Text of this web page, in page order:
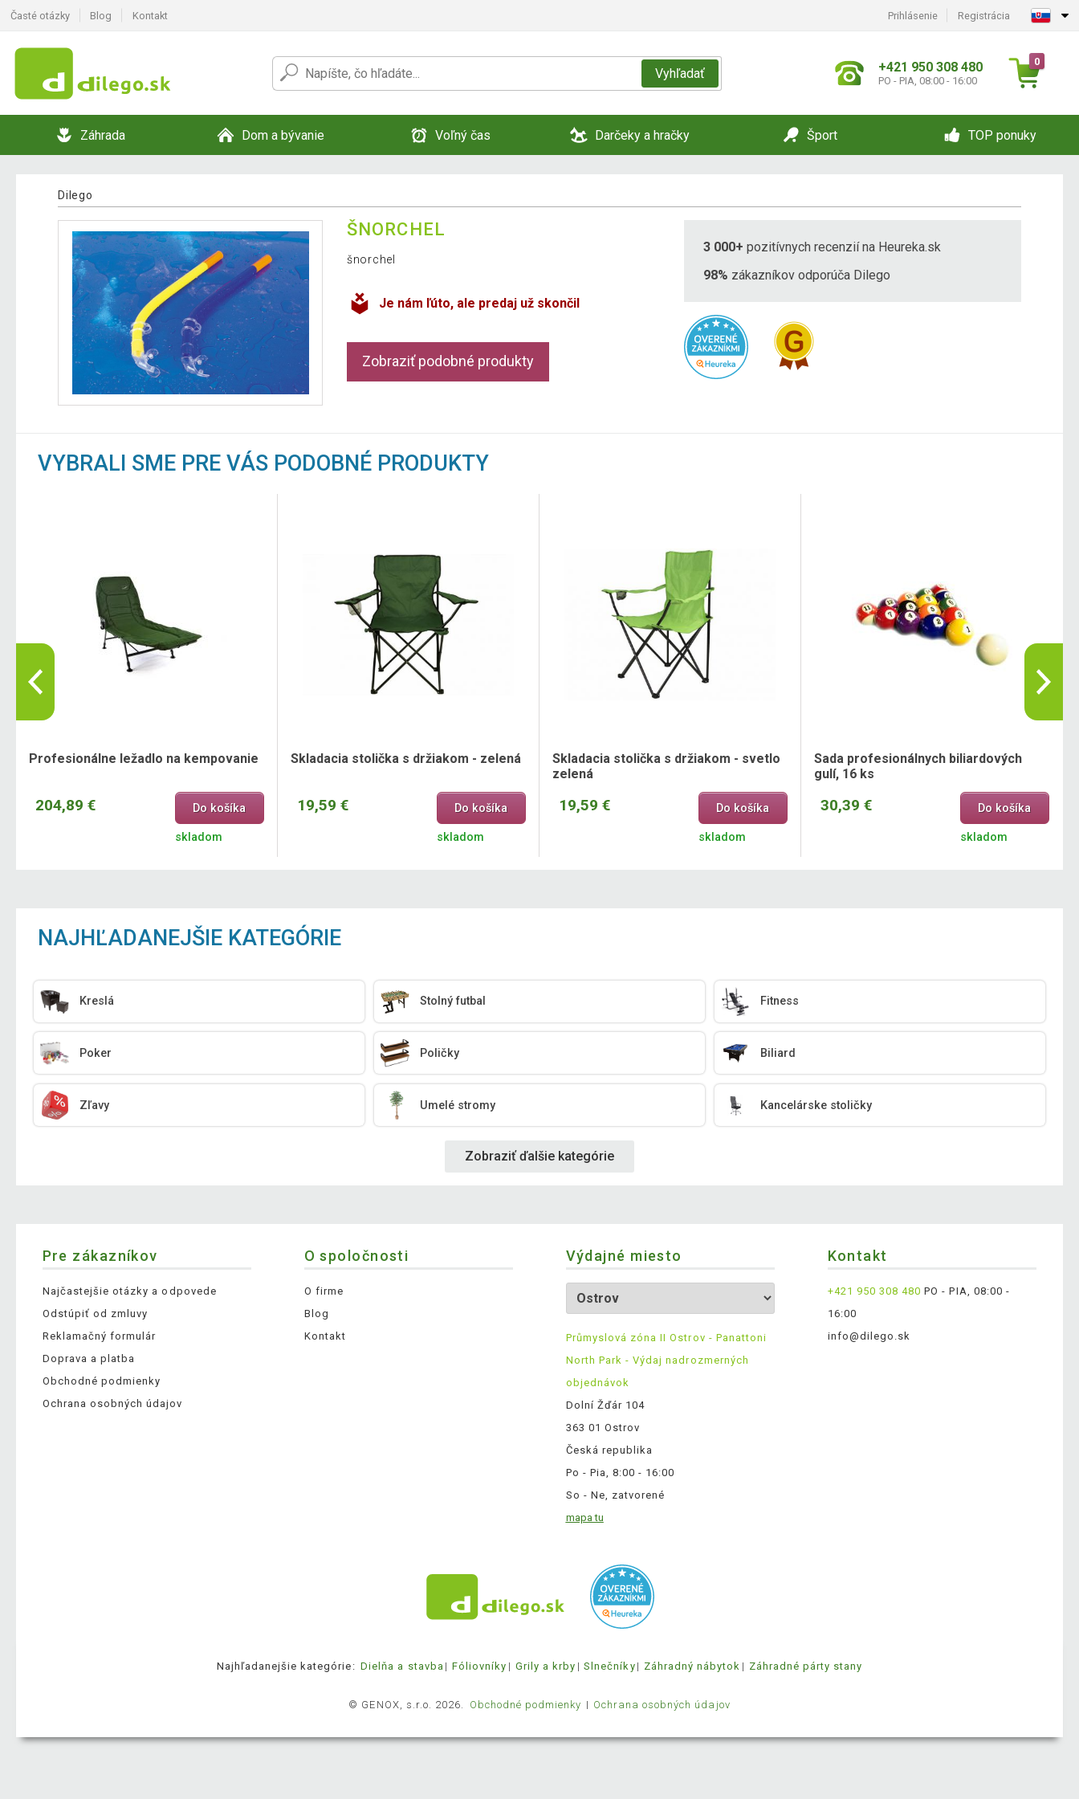
Časté otázky Blog Kontakt Prihlásenie Registrácia
Vyhľadať +421 950 308 480
PO - PIA, 08:00 - 16:00
0
Záhrada Dom a bývanie Voľný čas Darčeky a hračky Šport TOP ponuky
Dilego
ŠNORCHEL
šnorchel
Je nám ľúto, ale predaj už skončil
Zobraziť podobné produkty
3 000+ pozitívnych recenzií na Heureka.sk
98% zákazníkov odporúča Dilego
VYBRALI SME PRE VÁS PODOBNÉ PRODUKTY
Profesionálne ležadlo na kempovanie
204,89 € Do košíka
skladom
Skladacia stolička s držiakom - zelená
19,59 € Do košíka
skladom
Skladacia stolička s držiakom - svetlo
zelená
19,59 € Do košíka
skladom
Sada profesionálnych biliardových
gulí, 16 ks
30,39 € Do košíka
skladom
NAJHĽADANEJŠIE KATEGÓRIE
Kreslá Stolný futbal Fitness
Poker Poličky Biliard
Zľavy Umelé stromy Kancelárske stoličky
Zobraziť ďalšie kategórie
Pre zákazníkov
Najčastejšie otázky a odpovede
Odstúpiť od zmluvy
Reklamačný formulár
Doprava a platba
Obchodné podmienky
Ochrana osobných údajov
O spoločnosti
O firme
Blog
Kontakt
Výdajné miesto
Průmyslová zóna II Ostrov - Panattoni
North Park - Výdaj nadrozmerných
objednávok
Dolní Žďár 104
363 01 Ostrov
Česká republika
Po - Pia, 8:00 - 16:00
So - Ne, zatvorené
mapa tu
Kontakt
+421 950 308 480 PO - PIA, 08:00 -
16:00
info@dilego.sk
Najhľadanejšie kategórie: Dielňa a stavba Fóliovníky Grily a krby Slnečníky Záhradný nábytok Záhradné párty stany
© GENOX, s.r.o. 2026. Obchodné podmienky Ochrana osobných údajov